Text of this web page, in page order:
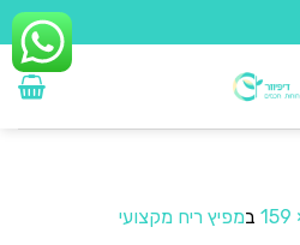
במפיץ ריח מקצועי